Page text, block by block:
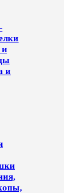
и
и